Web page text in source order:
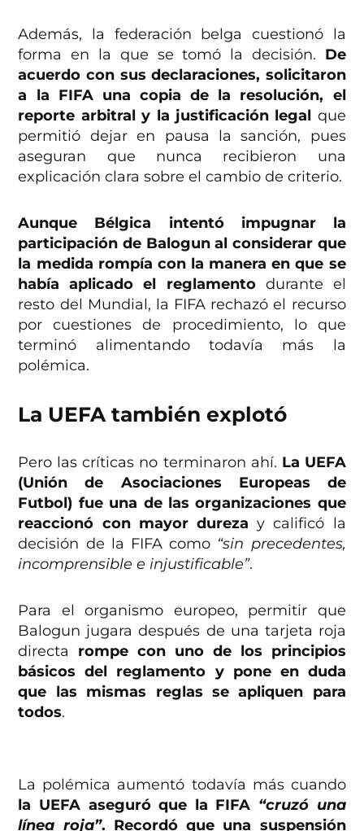
Además, la federación belga cuestionó la
forma en la que se tomó la decisión. De
acuerdo con sus declaraciones, solicitaron
a la FIFA una copia de la resolución, el
reporte arbitral y la justificación legal que
permitió dejar en pausa la sanción, pues
aseguran que nunca recibieron una
explicación clara sobre el cambio de criterio.
Aunque Bélgica intentó impugnar la
participación de Balogun al considerar que
la medida rompía con la manera en que se
había aplicado el reglamentodurante el
resto del Mundial, la FIFA rechazó el recurso
por cuestiones de procedimiento, lo que
terminó alimentando todavía más la
polémica.
La UEFA también explotó
Pero las críticas no terminaron ahí. La UEFA
(Unión de Asociaciones Europeas de
Futbol) fue una de las organizaciones que
reaccionó con mayor dureza y calificó la
decisión de la FIFA como “sin precedentes,
incomprensible e injustificable”.
Para el organismo europeo, permitir que
Balogun jugara después de una tarjeta roja
directa rompe con uno de los principios
básicos del reglamento y pone en duda
que las mismas reglas se apliquen para
todos.
La polémica aumentó todavía más cuando
la UEFA aseguró que la FIFA “cruzó una
línea roja”. Recordó que una suspensión